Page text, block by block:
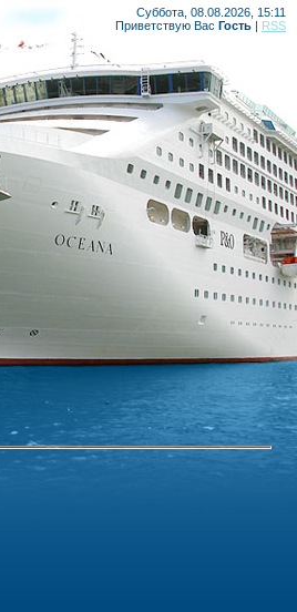
Суббота, 08.08.2026, 15:11
Приветствую Вас Гость | RSS